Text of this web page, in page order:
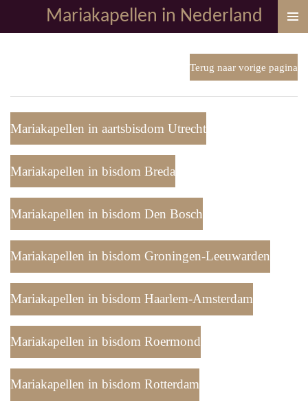
direct
Mariakapellen in Nederland
Terug naar vorige pagina
Mariakapellen in aartsbisdom Utrecht
Mariakapellen in bisdom Breda
Mariakapellen in bisdom Den Bosch
Mariakapellen in bisdom Groningen-Leeuwarden
Mariakapellen in bisdom Haarlem-Amsterdam
Mariakapellen in bisdom Roermond
Mariakapellen in bisdom Rotterdam